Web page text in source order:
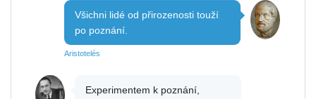
Všichni lidé od přirozenosti touží
po poznání.
Aristotelés
Experimentem k poznání,